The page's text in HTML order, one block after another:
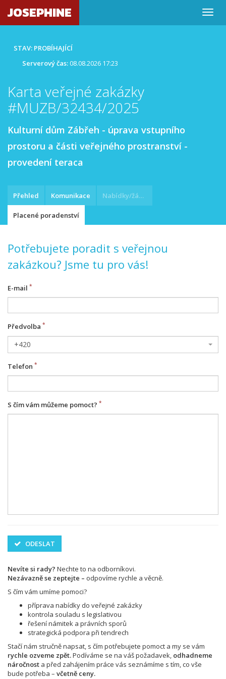
JOSEPHINE
STAV: PROBÍHAJÍCÍ
Serverový čas:08.08.2026 17:23
Karta veřejné zakázky
#MUZB/32434/2025
Kulturní dům Zábřeh - úprava vstupního
prostoru a části veřejného prostranství -
provedení teraca
Přehled Komunikace Nabídky/žádosti
Placené poradenství
Potřebujete poradit s veřejnou
zakázkou? Jsme tu pro vás!
E-mail
Předvolba
+420
Telefon
S čím vám můžeme pomoct?
ODESLAT
Nevíte si rady? Nechte to na odborníkovi.
Nezávazně se zeptejte – odpovíme rychle a věcně.
S čím vám umíme pomoci?
příprava nabídky do veřejné zakázky
kontrola souladu s legislativou
řešení námitek a právních sporů
strategická podpora při tendrech
Stačí nám stručně napsat, s čím potřebujete pomoct a my se vám
rychle ozveme zpět.Podíváme se na váš požadavek, odhadneme
náročnost a před zahájením práce vás seznámíme s tím, co vše
bude potřeba – včetně ceny.